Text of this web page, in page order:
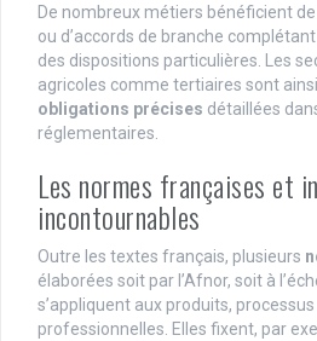
De nombreux métiers bénéficient
ou d’accords de branche
des dispositions particulières. Les
agricoles comme tertiaires sont
obligations précises détaillées
réglementaires.
Les normes françaises et
incontournables
Outre les textes français, plusieurs
élaborées soit par l’Afnor, soit à
s’appliquent aux produits,
professionnelles. Elles fixent, par